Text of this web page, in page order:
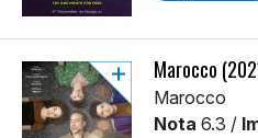
Marocco
Marocco
Nota 6.3 /